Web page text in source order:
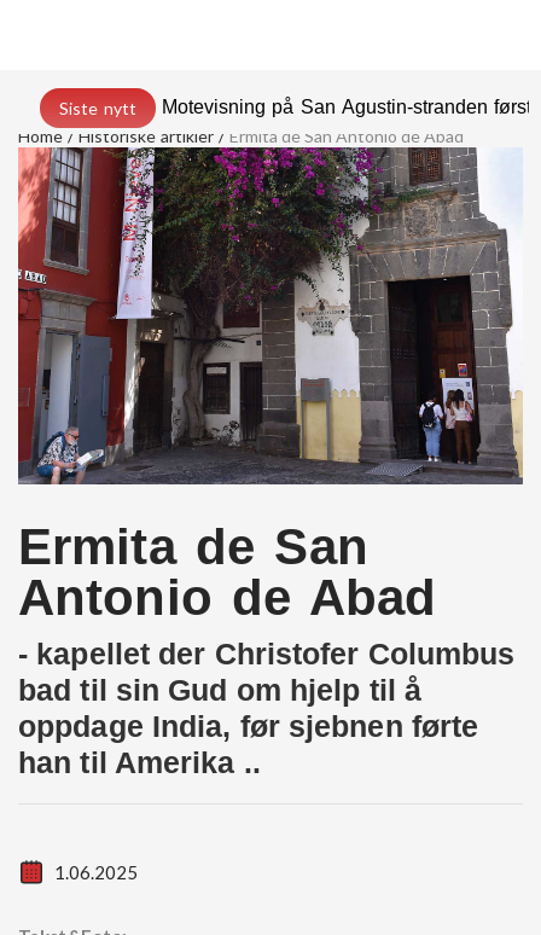
Siste nytt
Motevisning på San Agustin-stranden
Home
Historiske artikler Ermita de San Antonio de Abad
Ermita de San
Antonio de Abad
- kapellet der Christofer Columbus
bad til sin Gud om hjelp til å
oppdage India, før sjebnen førte
han til Amerika ..
1.06.2025